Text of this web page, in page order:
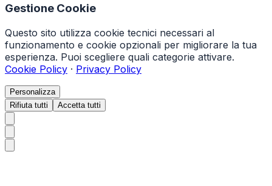
Gestione Cookie
Questo sito utilizza cookie tecnici necessari al
funzionamento e cookie opzionali per migliorare la tua
esperienza. Puoi scegliere quali categorie attivare.
Cookie Policy · Privacy Policy
Personalizza
Rifiuta tutti
Accetta tutti